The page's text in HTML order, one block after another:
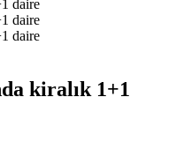
kiralık 1+1